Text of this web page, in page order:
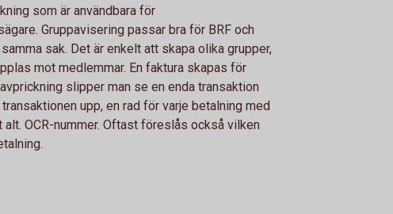
som är användbara för
Gruppavisering passar bra för BRF och
sak. Det är enkelt att skapa olika grupper,
mot medlemmar. En faktura skapas för
slipper man se en enda transaktion
upp, en rad för varje betalning med
OCR-nummer. Oftast föreslås också vilken